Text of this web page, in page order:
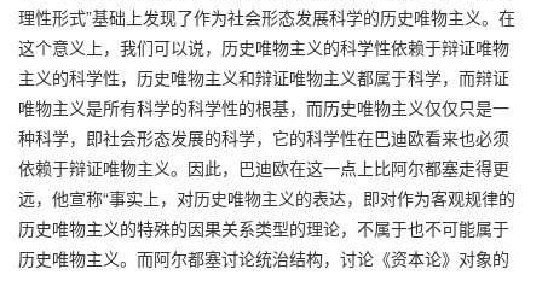
理性形式”基础上发现了作为社会形态发展科学的历史唯物主义。在
这个意义上，我们可以说，历史唯物主义的科学性依赖于辩证唯物
主义的科学性，历史唯物主义和辩证唯物主义都属于科学，而辩证
唯物主义是所有科学的科学性的根基，而历史唯物主义仅仅只是一
种科学，即社会形态发展的科学，它的科学性在巴迪欧看来也必须
依赖于辩证唯物主义。因此，巴迪欧在这一点上比阿尔都塞走得更
远，他宣称“事实上，对历史唯物主义的表达，即对作为客观规律的
历史唯物主义的特殊的因果关系类型的理论，不属于也不可能属于
历史唯物主义。而阿尔都塞讨论统治结构，讨论《资本论》对象的